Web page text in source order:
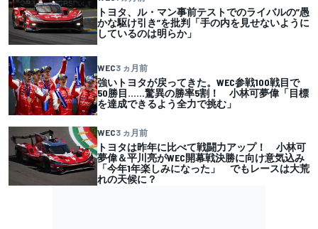
トヨタ、ル・マン事前テストでのライバルの”愚
かな駆け引き”を批判「手の内を見せないように
しているのは明らか」
WEC3 ヵ月前
強いトヨタが戻ってきた。WEC参戦100戦目で
50勝目……驚異の勝率5割！ 小林可夢偉「目標
を達成できるよう全力で挑む」
WEC3 ヵ月前
トヨタは昨年に比べて戦闘力アップ！ 小林可
夢偉＆平川亮がWEC開幕戦決勝に向け意気込み
「今年1年楽しみになった」 でもレースは大荒
れの天候に？